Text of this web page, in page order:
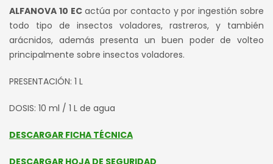
ALFANOVA 10 ECactúa por contacto y por ingestión sobre
todo tipo de insectos voladores, rastreros, y también
arácnidos, además presenta un buen poder de volteo
principalmente sobre insectos voladores.
PRESENTACIÓN: 1 L
DOSIS: 10 ml / 1 L de agua
DESCARGAR FICHA TÉCNICA
DESCARGAR HOJA DE SEGURIDAD